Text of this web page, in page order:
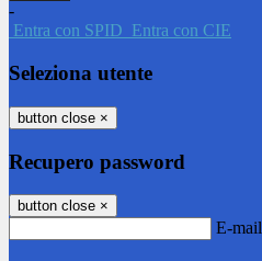
-
Entra con SPID Entra con CIE
Seleziona utente
button close ×
Recupero password
button close ×
E-mail